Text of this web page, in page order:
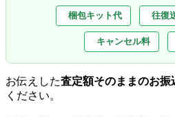
梱包キット代 往復
キャンセル料
お伝えした査定額そのままのお振
ください。